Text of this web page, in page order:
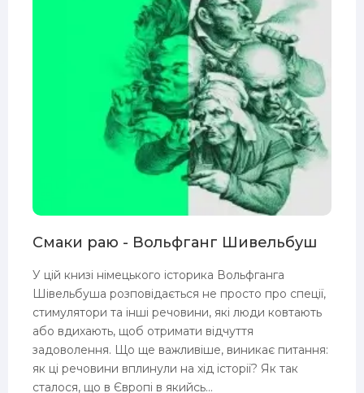
Смаки раю - Вольфганг Шивельбуш
У цій книзі німецького історика Вольфганга
Шівельбуша розповідається не просто про спеції,
стимулятори та інші речовини, які люди ковтають
або вдихають, щоб отримати відчуття
задоволення. Що ще важливіше, виникає питання:
як ці речовини вплинули на хід історії? Як так
сталося, що в Європі в якийсь...